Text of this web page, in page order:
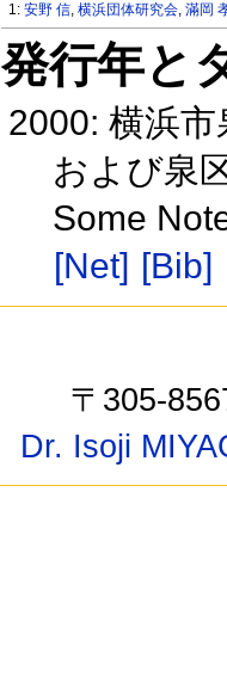
1:安野 信,横浜団体研究会,滿岡
発行年と
2000: 横浜
および泉
Some
[Net] [Bib]
〒305-
Dr. Isoji